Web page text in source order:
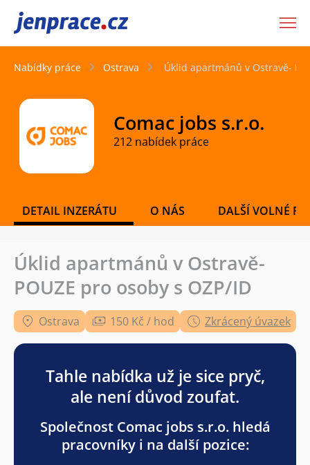
JenPráce.cz
Nabídky práce Ostrava Úklid apartmánů v Ostravě-
Comac jobs s.r.o.
212 nabídek práce
DETAIL INZERÁTU O NÁS DALŠÍ VOLNÉ
Úklid apartmánů v Ostravě-
POUZE pro osoby s OZP/ID
Ostrava 150 Kč / hod Zkrácený úvazek
Tahle nabídka už je sice pryč,
ale není důvod zoufat.
Společnost Comac jobs s.r.o. hledá
pracovníky i na další pozice: